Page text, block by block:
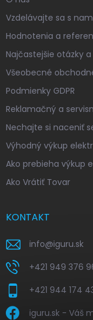
Vzdelávajte sa s
Hodnotenia a
Najčastejšie otázky
Všeobecné
Podmienky GDPR
Reklamačný a
Nechajte si naceniť
Výhodný výkup
Ako prebieha výkup
Ako Vrátiť Tovar
KONTAKT
info@iguru.sk
+421 949 376
+421 944 174
iguru.sk - Váš